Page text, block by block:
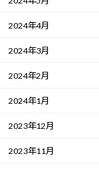
2024年4月
2024年3月
2024年2月
2024年1月
2023年12月
2023年11月